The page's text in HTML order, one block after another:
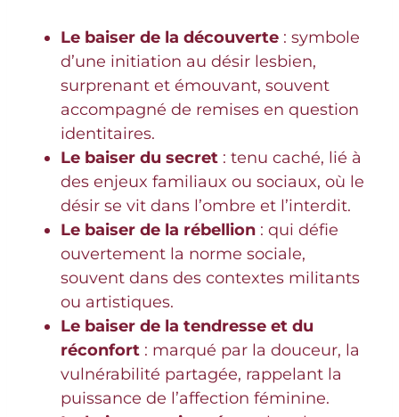
Le baiser de la découverte : symbole
d’une initiation au désir lesbien,
surprenant et émouvant, souvent
accompagné de remises en question
identitaires.
Le baiser du secret : tenu caché, lié à
des enjeux familiaux ou sociaux, où le
désir se vit dans l’ombre et l’interdit.
Le baiser de la rébellion : qui défie
ouvertement la norme sociale,
souvent dans des contextes militants
ou artistiques.
Le baiser de la tendresse et du
réconfort : marqué par la douceur, la
vulnérabilité partagée, rappelant la
puissance de l’affection féminine.